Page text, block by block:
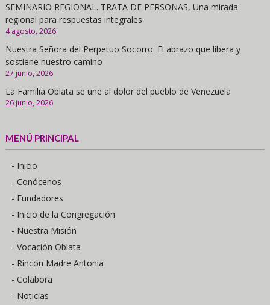
SEMINARIO REGIONAL. TRATA DE PERSONAS, Una mirada
regional para respuestas integrales
4 agosto, 2026
Nuestra Señora del Perpetuo Socorro: El abrazo que libera y
sostiene nuestro camino
27 junio, 2026
La Familia Oblata se une al dolor del pueblo de Venezuela
26 junio, 2026
MENÚ PRINCIPAL
- Inicio
- Conócenos
- Fundadores
- Inicio de la Congregación
- Nuestra Misión
- Vocación Oblata
- Rincón Madre Antonia
- Colabora
- Noticias